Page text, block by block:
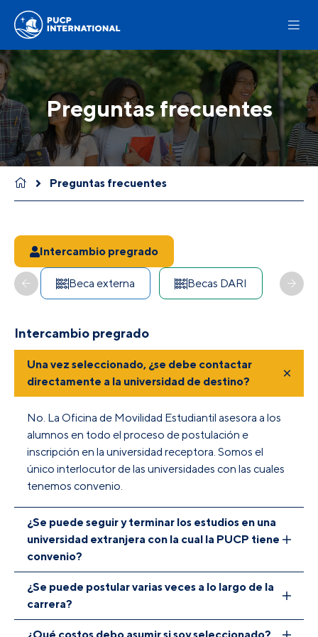
Preguntas frecuentes
Preguntas frecuentes
Intercambio pregrado
Beca externa Becas DARI
Intercambio pregrado
Una vez seleccionado, ¿se debe contactar
directamente a la universidad de destino?
No. La Oficina de Movilidad Estudiantil asesora a los
alumnos en todo el proceso de postulación e
inscripción en la universidad receptora. Somos el
único interlocutor de las universidades con las cuales
tenemos convenio.
¿Se puede seguir y terminar los estudios en una
universidad extranjera con la cual la PUCP tiene
convenio?
Solo los programas de doble titulación permiten a los
estudiantes llevar los últimos 3 ciclos de su carrera. Si
el alumno quiere salir fuera de estos programas,
¿Se puede postular varias veces a lo largo de la
carrera?